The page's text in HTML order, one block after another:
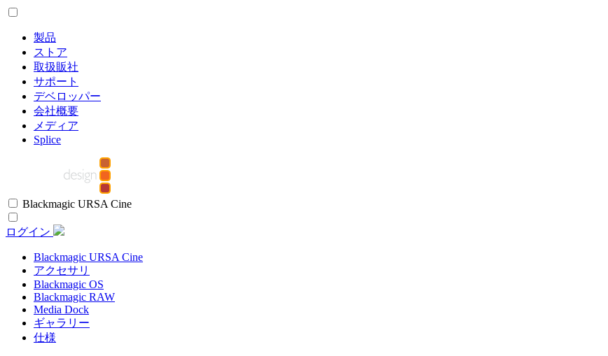
製品
ストア
取扱販社
サポート
デベロッパー
会社概要
メディア
Splice
Blackmagic URSA Cine
ログイン
Blackmagic URSA Cine
アクセサリ
Blackmagic OS
Blackmagic RAW
Media Dock
ギャラリー
仕様